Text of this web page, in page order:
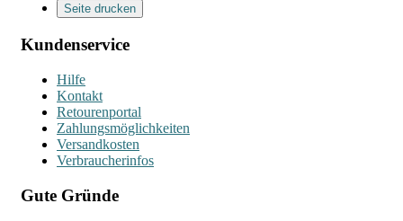
Seite drucken
Kundenservice
Hilfe
Kontakt
Retourenportal
Zahlungsmöglichkeiten
Versandkosten
Verbraucherinfos
Gute Gründe